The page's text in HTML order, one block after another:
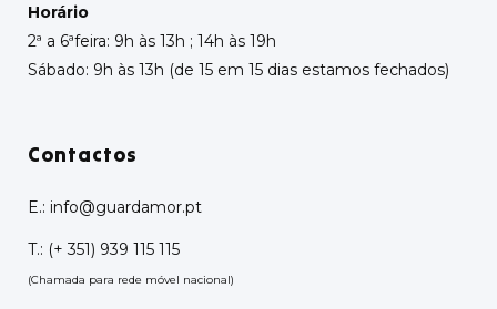
Horário
2ª a 6ªfeira: 9h às 13h ; 14h às 19h
Sábado: 9h às 13h (de 15 em 15 dias estamos fechados)
Contactos
E.: info@guardamor.pt
T.: (+ 351) 939 115 115
(Chamada para rede móvel nacional)